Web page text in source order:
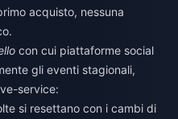
acquisto, nessuna
con cui piattaforme social
gli eventi stagionali,
service:
si resettano con i cambi di